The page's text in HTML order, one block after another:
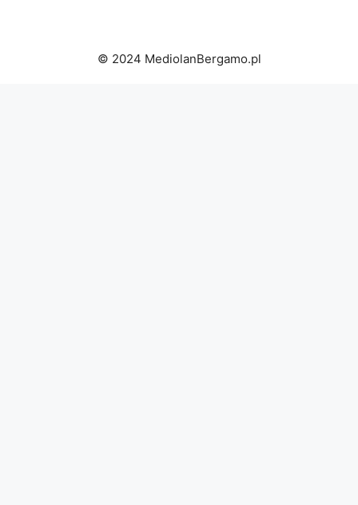
© 2024 MediolanBergamo.pl